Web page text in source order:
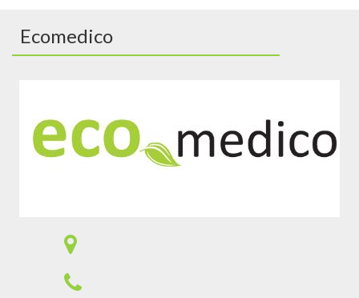
Ecomedico